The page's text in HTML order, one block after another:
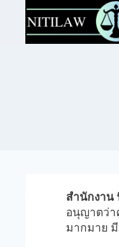
สำนักงาน
อนุญาตว่า
มากมาย มี